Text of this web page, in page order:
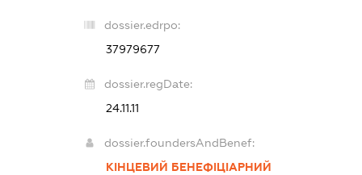
dossier.edrpo:
37979677
dossier.regDate:
24.11.11
dossier.foundersAndBenef:
КІНЦЕВИЙ БЕНЕФІЦІАРНИЙ